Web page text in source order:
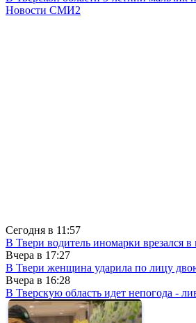
Новости СМИ2
Сегодня в 11:57
В Твери водитель иномарки врезался
Вчера в 17:27
В Твери женщина ударила по лицу
Вчера в 16:28
В Тверскую область идет непогода -